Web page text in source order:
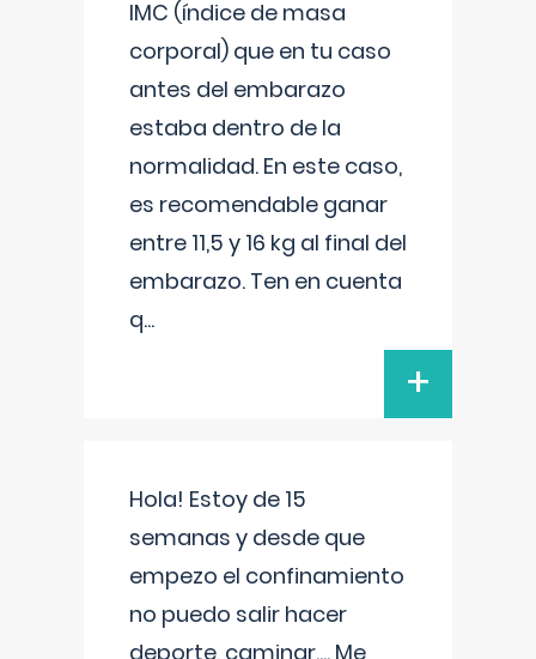
IMC (índice de masa
corporal) que en tu caso
antes del embarazo
estaba dentro de la
normalidad. En este caso,
es recomendable ganar
entre 11,5 y 16 kg al final del
embarazo. Ten en cuenta
q...
+
Hola! Estoy de 15
semanas y desde que
empezo el confinamiento
no puedo salir hacer
deporte, caminar.... Me